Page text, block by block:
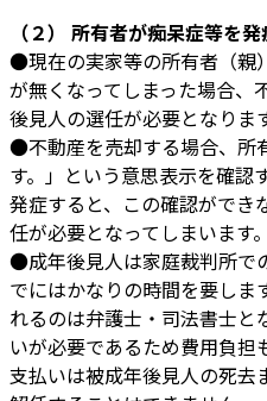
（２） 所有者が痴呆症等を
●現在の実家等の所有者（親
が無くなってしまった場合、
後見人の選任が必要となります
●不動産を売却する場合、所
す。」という意思表示を確認
発症すると、この確認ができ
任が必要となってしまいます。
●成年後見人は家庭裁判所で
でにはかなりの時間を要しま
れるのは弁護士・司法書士と
いが必要であるため費用負担
支払いは被成年後見人の死去